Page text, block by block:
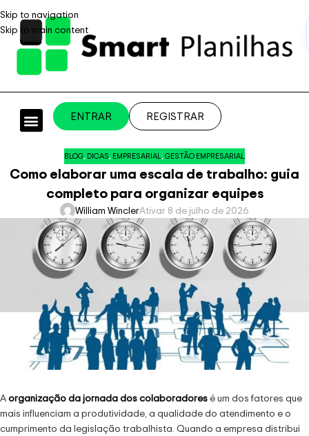
Skip to navigation
Skip to main content
ENTRAR REGISTRAR
BLOG,DICAS,EMPRESARIAL,GESTÃO EMPRESARIAL
Como elaborar uma escala de trabalho: guia
completo para organizar equipes
William WinclerAtivar 8 de julho de 2026
Aorganização da jornada dos colaboradoresé um dos fatores que
mais influenciam a produtividade, a qualidade do atendimento e o
cumprimento da legislação trabalhista. Quando a empresa distribui